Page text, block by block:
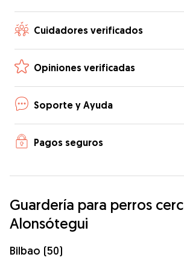
Cuidadores verificados
Opiniones verificadas
Soporte y Ayuda
Pagos seguros
Guardería para perros
Alonsótegui
Bilbao (50)